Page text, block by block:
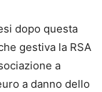
dopo questa
gestiva la RSA
a
a danno dello